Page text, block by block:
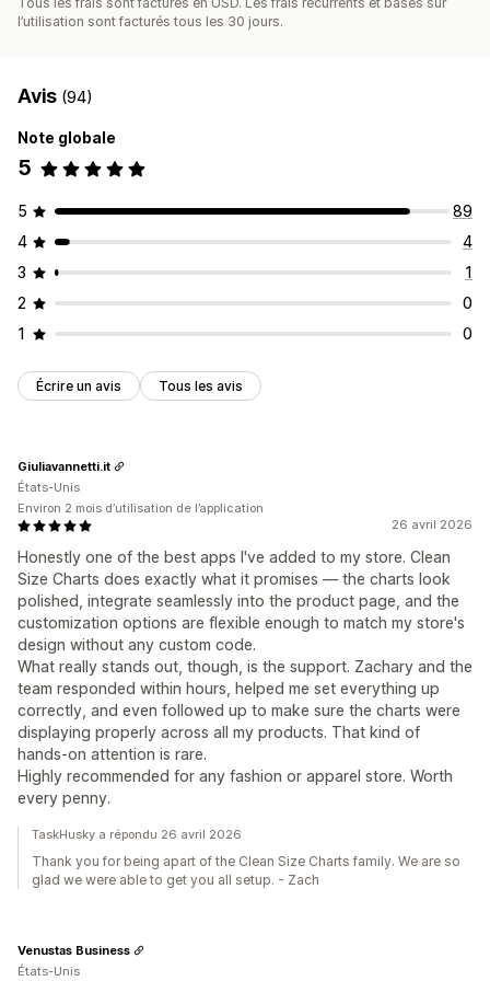
l’utilisation sont facturés tous les 30 jours.
Avis (94)
Note globale
5
5
89
4
4
3
1
2
0
1
0
Écrire un avis Tous les avis
26 avril 2026
Honestly one of the best apps I've added to my store. Clean
Size Charts does exactly what it promises — the charts look
polished, integrate seamlessly into the product page, and the
customization options are flexible enough to match my store's
design without any custom code.
What really stands out, though, is the support. Zachary and the
team responded within hours, helped me set everything up
correctly, and even followed up to make sure the charts were
displaying properly across all my products. That kind of
hands-on attention is rare.
Highly recommended for any fashion or apparel store. Worth
every penny.
Giuliavannetti.it
États-Unis
Environ 2 mois d’utilisation de l’application
TaskHusky a répondu 26 avril 2026
Thank you for being apart of the Clean Size Charts family. We are so
glad we were able to get you all setup. - Zach
Venustas Business
États-Unis